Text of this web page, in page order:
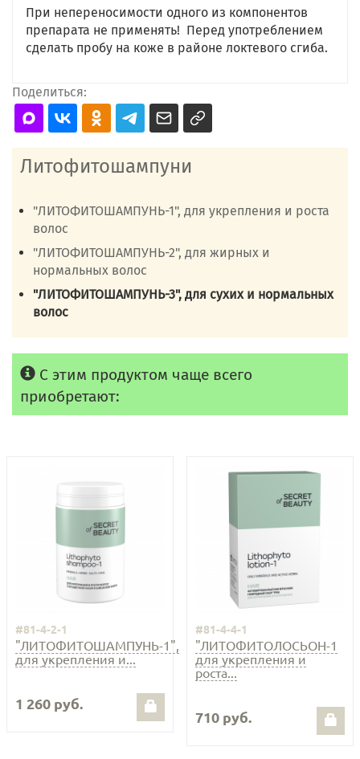
При непереносимости одного из компонентов
препарата не применять! Перед употреблением
сделать пробу на коже в районе локтевого сгиба.
Поделиться:
Литофитошампуни
"ЛИТОФИТОШАМПУНЬ-1", для укрепления и роста
волос
"ЛИТОФИТОШАМПУНЬ-2", для жирных и
нормальных волос
"ЛИТОФИТОШАМПУНЬ-3", для сухих и нормальных
волос
С этим продуктом чаще всего
приобретают:
#81-4-2-1
"ЛИТОФИТОШАМПУНЬ-1",
для укрепления и...
1 260 руб.
#81-4-4-1
"ЛИТОФИТОЛОСЬОН-1
для укрепления и
роста...
710 руб.